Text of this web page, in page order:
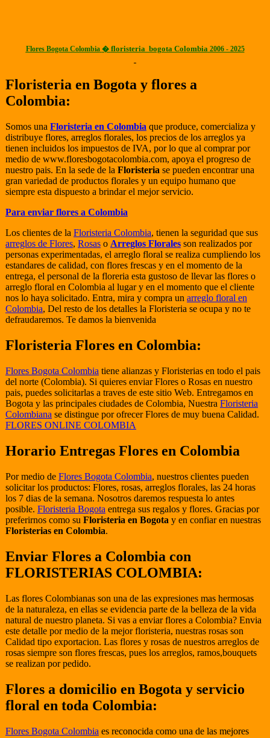
Flores Bogota Colombia � floristeria bogota Colombia2006 - 2025
Floristeria en Bogota y flores a
Colombia:
Somos una Floristeria en Colombia que produce, comercializa y
distribuye flores, arreglos florales, los precios de los arreglos ya
tienen incluidos los impuestos de IVA, por lo que al comprar por
medio de www.floresbogotacolombia.com, apoya el progreso de
nuestro pais. En la sede de la Floristeria se pueden encontrar una
gran variedad de productos florales y un equipo humano que
siempre esta dispuesto a brindar el mejor servicio.
Para enviar flores a Colombia
Los clientes de la Floristeria Colombia, tienen la seguridad que sus
arreglos de Flores, Rosas o Arreglos Florales son realizados por
personas experimentadas, el arreglo floral se realiza cumpliendo los
estandares de calidad, con flores frescas y en el momento de la
entrega, el personal de la floreria esta gustoso de llevar las flores o
arreglo floral en Colombia al lugar y en el momento que el cliente
nos lo haya solicitado. Entra, mira y compra un arreglo floral en
Colombia, Del resto de los detalles la Floristeria se ocupa y no te
defraudaremos. Te damos la bienvenida
Floristeria Flores en Colombia:
Flores Bogota Colombia tiene alianzas y Floristerias en todo el pais
del norte (Colombia). Si quieres enviar Flores o Rosas en nuestro
pais, puedes solicitarlas a traves de este sitio Web. Entregamos en
Bogota y las principales ciudades de Colombia, Nuestra Floristeria
Colombiana se distingue por ofrecer Flores de muy buena Calidad.
FLORES ONLINE COLOMBIA
Horario Entregas Flores en Colombia
Por medio de Flores Bogota Colombia, nuestros clientes pueden
solicitar los productos: Flores, rosas, arreglos florales, las 24 horas
los 7 dias de la semana. Nosotros daremos respuesta lo antes
posible. Floristeria Bogota entrega sus regalos y flores. Gracias por
preferirnos como su Floristeria en Bogota y en confiar en nuestras
Floristerias en Colombia.
Enviar Flores a Colombia con
FLORISTERIAS COLOMBIA:
Las flores Colombianas son una de las expresiones mas hermosas
de la naturaleza, en ellas se evidencia parte de la belleza de la vida
natural de nuestro planeta. Si vas a enviar flores a Colombia? Envia
este detalle por medio de la mejor floristeria, nuestras rosas son
Calidad tipo exportacion. Las flores y rosas de nuestros arreglos de
rosas siempre son flores frescas, pues los arreglos, ramos,bouquets
se realizan por pedido.
Flores a domicilio en Bogota y servicio
floral en toda Colombia:
Flores Bogota Colombia es reconocida como una de las mejores